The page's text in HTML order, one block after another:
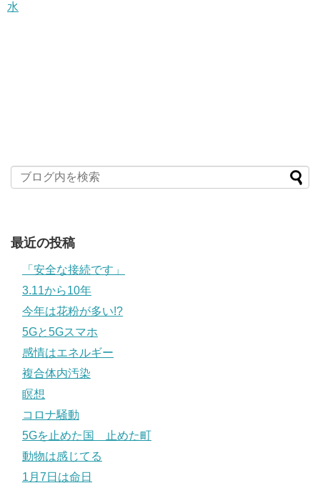
水
最近の投稿
「安全な接続です」
3.11から10年
今年は花粉が多い!?
5Gと5Gスマホ
感情はエネルギー
複合体内汚染
瞑想
コロナ騒動
5Gを止めた国 止めた町
動物は感じてる
1月7日は命日